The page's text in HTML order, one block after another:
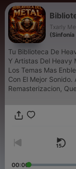
Txarly
(Sinfonía
Tu Biblioteca De
Y Artistas Del Heavy
Los Temas Mas
Con El Mejor
Remasterizacion,
Convertirse En Tu
00:00